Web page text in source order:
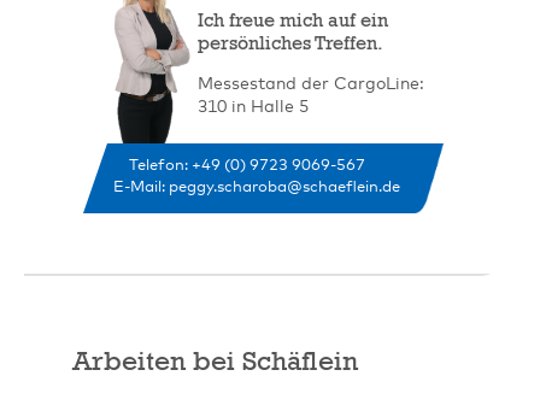
Ich freue mich auf ein
persönliches Treffen.
Messestand der CargoLine:
310 in Halle 5
Telefon: +49 (0) 9723 9069-567
E-Mail: peggy.scharoba@schaeflein.de
Arbeiten bei Schäflein